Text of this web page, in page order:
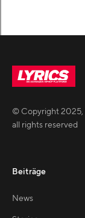
© Copyright2025,
all rights reserved
Beiträge
News